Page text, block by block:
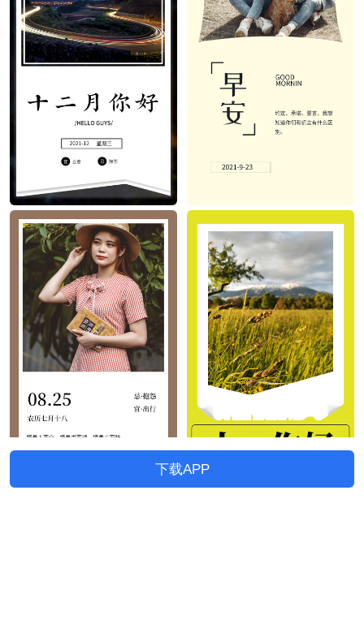
下载APP